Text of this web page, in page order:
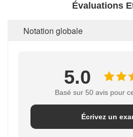
Évaluations
Notation globale
5.0
Basé sur 50 avis pour
Écrivez un